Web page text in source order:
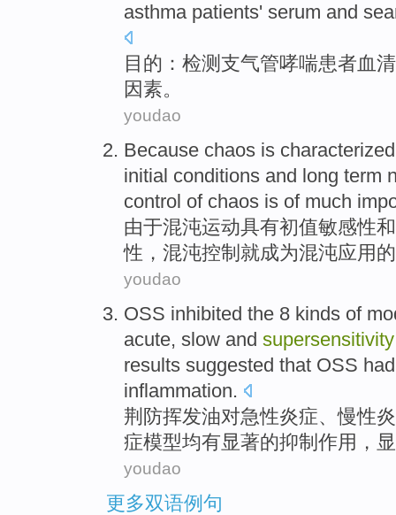
asthma patients' serum and
目的 ： 检测 支气管哮喘患者血清
因素。
youdao
Because chaos is
initial conditions and long term
control of chaos is of much
由于混沌运动具有初值敏感性和
性 ，混沌控制 就成为混沌应用
youdao
OSS inhibited the 8 kinds of
acute, slow and supersensitivity
results suggested that OSS
inflammation.
荆防挥发油对急性炎症、慢性
症模型均有显著的抑制作用，
youdao
更多双语例句